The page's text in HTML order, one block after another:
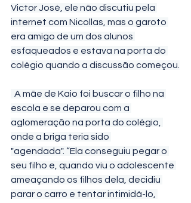
Victor José, ele não discutiu pela
internet com Nicollas, mas o garoto
era amigo de um dos alunos
esfaqueados e estava na porta do
colégio quando a discussão começou.
escola e se deparou com a
aglomeração na porta do colégio,
onde a briga teria sido
"agendada". “Ela conseguiu pegar o
seu filho e, quando viu o adolescente
ameaçando os filhos dela, decidiu
parar o carro e tentar intimidá-lo,